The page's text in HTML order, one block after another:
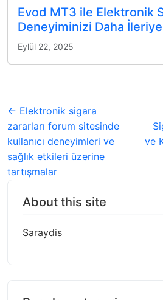
Evod MT3 ile Elektronik
Deneyiminizi Daha İleriye
Eylül 22, 2025
← Elektronik sigara
zararları forum sitesinde
kullanıcı deneyimleri ve
sağlık etkileri üzerine
tartışmalar
ve
About this site
Saraydis